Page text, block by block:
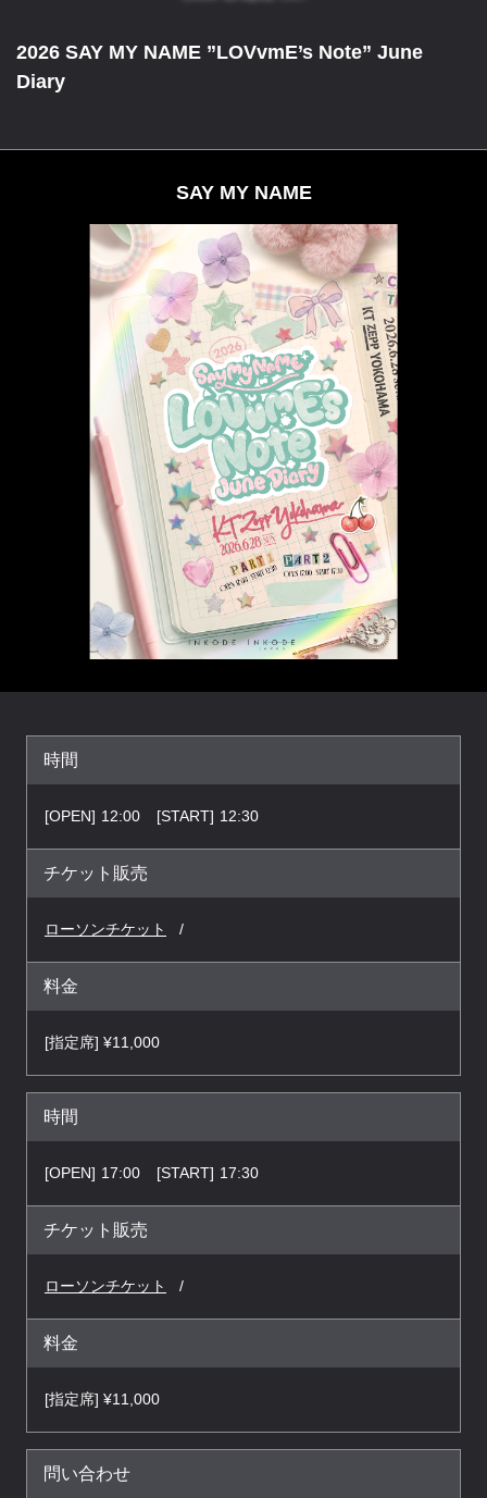
2026 SAY MY NAME ”LOVvmE’s Note” June
Diary
SAY MY NAME
時間
[OPEN] 12:00 [START] 12:30
チケット販売
ローソンチケット
料金
[指定席] ¥11,000
時間
[OPEN] 17:00 [START] 17:30
チケット販売
ローソンチケット
料金
[指定席] ¥11,000
問い合わせ